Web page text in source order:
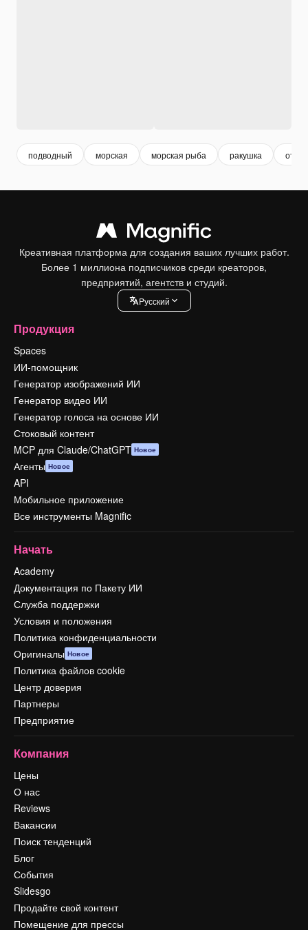
подводный морская морская рыба ракушка
Креативная платформа для создания ваших лучших работ.
Более 1 миллиона подписчиков среди креаторов,
предприятий, агентств и студий.
Pусский
Продукция
Spaces
ИИ-помощник
Генератор изображений ИИ
Генератор видео ИИ
Генератор голоса на основе ИИ
Стоковый контент
MCP для Claude/ChatGPT Новое
Агенты Новое
API
Мобильное приложение
Все инструменты Magnific
Начать
Academy
Документация по Пакету ИИ
Служба поддержки
Условия и положения
Политика конфиденциальности
Оригиналы Новое
Политика файлов cookie
Центр доверия
Партнеры
Предприятие
Компания
Цены
О нас
Reviews
Вакансии
Поиск тенденций
Блог
События
Slidesgo
Продайте свой контент
Помещение для прессы